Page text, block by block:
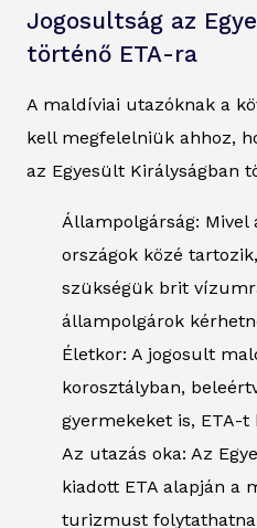
Jogosultság az
történő ETA-ra
A maldíviai utazóknak a
kell megfelelniük ahhoz,
az Egyesült Királyságban
Állampolgárság: Mivel
országok közé
szükségük brit
állampolgárok
Életkor: A jogosult
korosztályban,
gyermekeket is, ETA-
Az utazás oka: Az
kiadott ETA alapján a
turizmust